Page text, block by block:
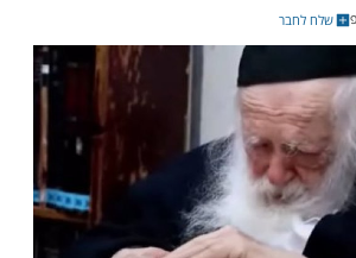
מעונו כבר חצי שנה, נערכו
לקבל את הפונים אליו כבר